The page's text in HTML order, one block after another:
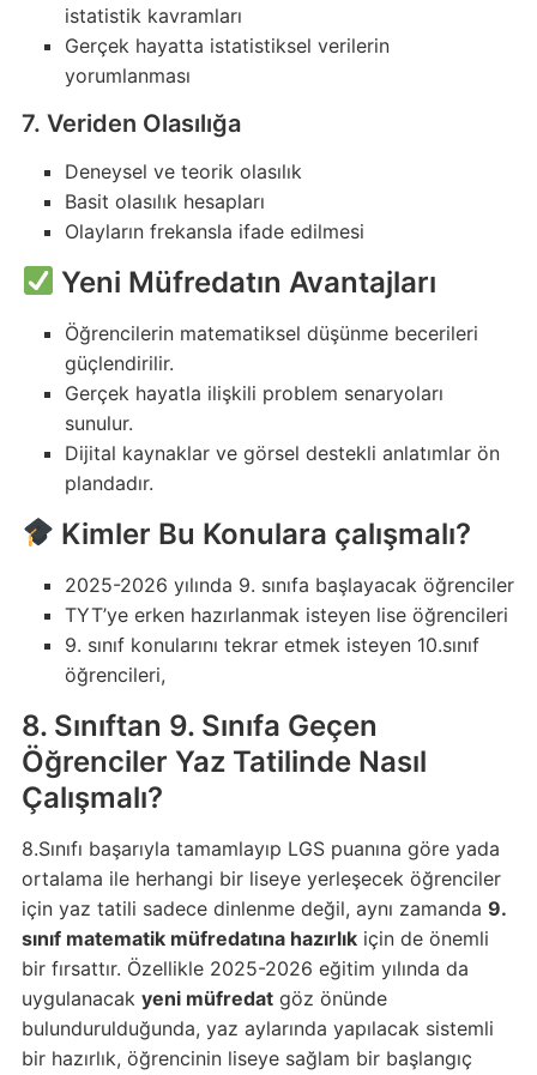
istatistik kavramları
Gerçek hayatta istatistiksel verilerin
yorumlanması
7. Veriden Olasılığa
Deneysel ve teorik olasılık
Basit olasılık hesapları
Olayların frekansla ifade edilmesi
Yeni Müfredatın Avantajları
Öğrencilerin matematiksel düşünme becerileri
güçlendirilir.
Gerçek hayatla ilişkili problem senaryoları
sunulur.
Dijital kaynaklar ve görsel destekli anlatımlar ön
plandadır.
Kimler Bu Konulara çalışmalı?
2025-2026 yılında 9. sınıfa başlayacak öğrenciler
TYT’ye erken hazırlanmak isteyen lise öğrencileri
9. sınıf konularını tekrar etmek isteyen 10.sınıf
öğrencileri,
8. Sınıftan 9. Sınıfa Geçen
Öğrenciler Yaz Tatilinde Nasıl
Çalışmalı?
8.Sınıfı başarıyla tamamlayıp LGS puanına göre yada
ortalama ile herhangi bir liseye yerleşecek öğrenciler
için yaz tatili sadece dinlenme değil, aynı zamanda 9.
sınıf matematik müfredatına hazırlıkiçin de önemli
bir fırsattır. Özellikle 2025-2026 eğitim yılında da
uygulanacak yeni müfredatgöz önünde
bulundurulduğunda, yaz aylarında yapılacak sistemli
bir hazırlık, öğrencinin liseye sağlam bir başlangıç